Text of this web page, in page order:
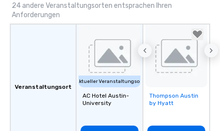
24 andere Veranstaltungsorten entsprachen Ihren
Anforderungen
Veranstaltungsort
Aktueller Veranstaltungsort
AC Hotel Austin-
University
Removed from
favorites
Thompson Austin
by Hyatt